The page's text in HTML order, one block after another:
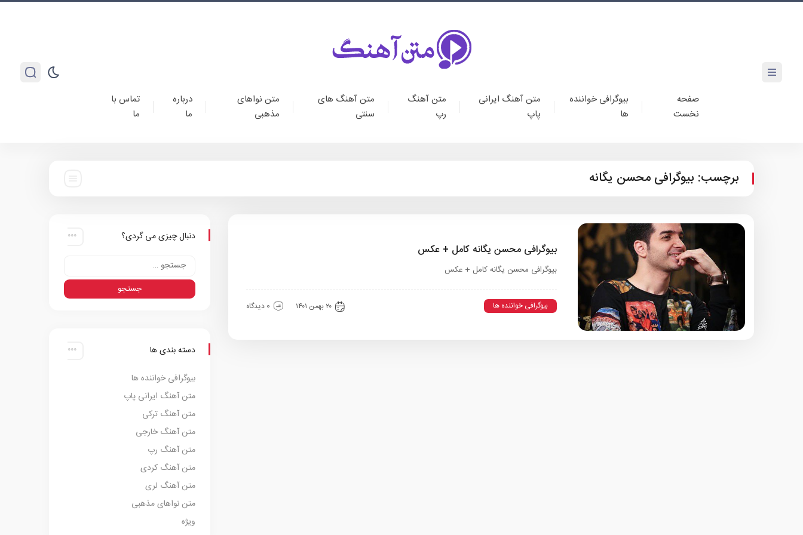
صفحه
نخست
بیوگرافی خواننده
ها
متن آهنگ ایرانی
پاپ
متن آهنگ
رپ
متن آهنگ های
سنتی
متن نواهای
مذهبی
درباره
ما
تماس با
ما
برچسب: بیوگرافی محسن یگانه
بیوگرافی محسن یگانه کامل + عکس
بیوگرافی محسن یگانه کامل + عکس
بیوگرافی خواننده ها ۲۰ بهمن ۱۴۰۱ 0 دیدگاه
دنبال چیزی می گردی؟
دسته بندی ها
بیوگرافی خواننده ها
متن آهنگ ایرانی پاپ
متن آهنگ ترکی
متن آهنگ خارجی
متن آهنگ رپ
متن آهنگ کردی
متن آهنگ لری
متن نواهای مذهبی
ویژه